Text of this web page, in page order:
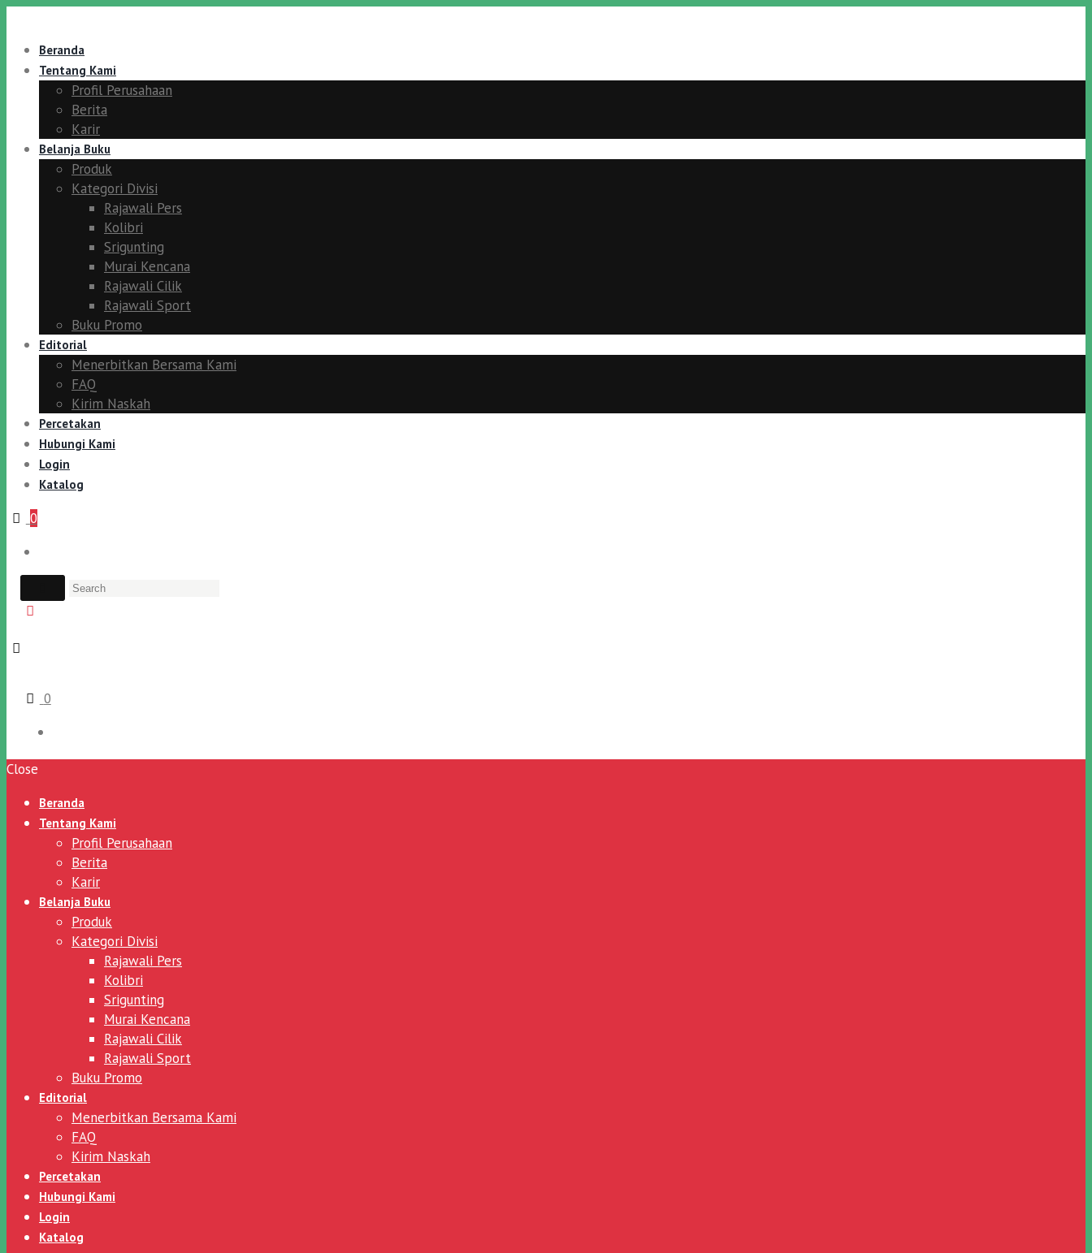
Beranda
Tentang Kami
Profil Perusahaan
Berita
Karir
Belanja Buku
Produk
Kategori Divisi
Rajawali Pers
Kolibri
Srigunting
Murai Kencana
Rajawali Cilik
Rajawali Sport
Buku Promo
Editorial
Menerbitkan Bersama Kami
FAQ
Kirim Naskah
Percetakan
Hubungi Kami
Login
Katalog
0
0
Close
Beranda
Tentang Kami
Profil Perusahaan
Berita
Karir
Belanja Buku
Produk
Kategori Divisi
Rajawali Pers
Kolibri
Srigunting
Murai Kencana
Rajawali Cilik
Rajawali Sport
Buku Promo
Editorial
Menerbitkan Bersama Kami
FAQ
Kirim Naskah
Percetakan
Hubungi Kami
Login
Katalog